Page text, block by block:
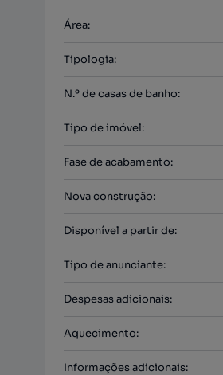
Área:
Tipologia:
N.º de casas de banho:
Tipo de imóvel:
Fase de acabamento:
Nova construção:
Disponível a partir de:
Tipo de anunciante:
Despesas adicionais:
Aquecimento:
Informações adicionais: